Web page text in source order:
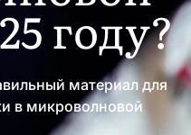
году?
материал для
в микроволновой